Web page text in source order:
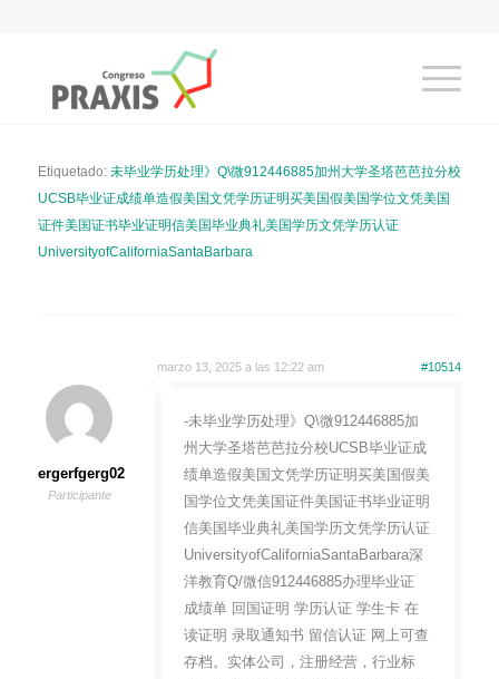
Etiquetado: 未毕业学历处理》Q\微912446885加州大学圣塔芭芭拉分校
UCSB毕业证成绩单造假美国文凭学历证明买美国假美国学位文凭美国
证件美国证书毕业证明信美国毕业典礼美国学历文凭学历认证
UniversityofCaliforniaSantaBarbara
marzo 13, 2025 a las 12:22 am #10514
ergerfgerg02
Participante
-未毕业学历处理》Q\微912446885加
州大学圣塔芭芭拉分校UCSB毕业证成
绩单造假美国文凭学历证明买美国假美
国学位文凭美国证件美国证书毕业证明
信美国毕业典礼美国学历文凭学历认证
UniversityofCaliforniaSantaBarbara深
洋教育Q/微信912446885办理毕业证
成绩单 回国证明 学历认证 学生卡 在
读证明 录取通知书 留信认证 网上可查
存档。实体公司，注册经营，行业标